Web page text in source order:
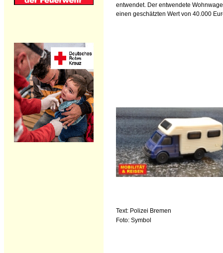
entwendet. Der entwendete
einen geschätzten Wert von 40.000
Text: Polizei Bremen
Foto: Symbol